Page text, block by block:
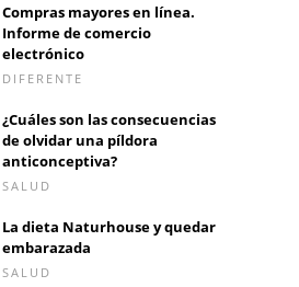
Compras mayores en línea.
Informe de comercio
electrónico
DIFERENTE
¿Cuáles son las consecuencias
de olvidar una píldora
anticonceptiva?
SALUD
La dieta Naturhouse y quedar
embarazada
SALUD